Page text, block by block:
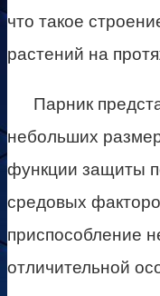
что такое
растений на
Парник
небольших
функции защиты
средовых
приспособление
отличительной